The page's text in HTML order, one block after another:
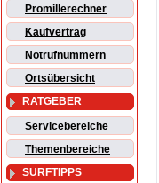
Promillerechner
Kaufvertrag
Notrufnummern
Ortsübersicht
RATGEBER
Servicebereiche
Themenbereiche
SURFTIPPS